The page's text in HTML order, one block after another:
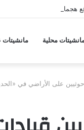
هجمات منسقة من حلفاء
محلية مانشيتات
على الأراضي في